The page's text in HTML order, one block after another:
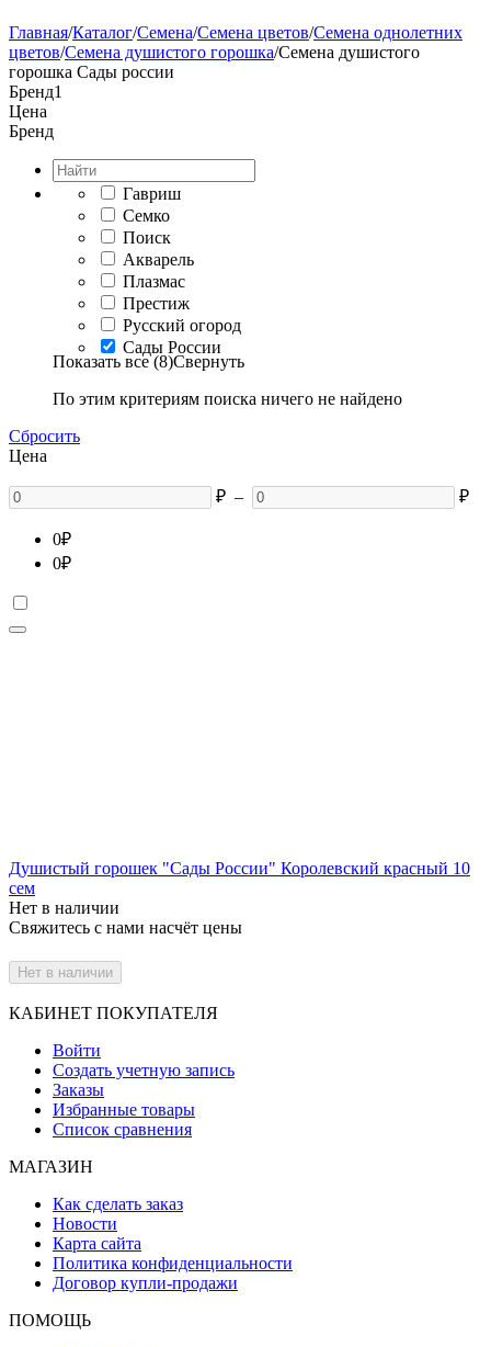
Главная/Каталог/Семена/Семена цветов/Семена однолетних
цветов/Семена душистого горошка/Семена душистого
горошка Сады россии
Бренд1
Цена
Бренд
Гавриш
Семко
Поиск
Акварель
Плазмас
Престиж
Русский огород
Сады России
Показать все (8)Свернуть
По этим критериям поиска ничего не найдено
Сбросить
Цена
₽ – ₽
0₽
0₽
Душистый горошек "Сады России" Королевский красный 10
сем
Нет в наличии
Свяжитесь с нами насчёт цены
Нет в наличии
КАБИНЕТ ПОКУПАТЕЛЯ
Войти
Создать учетную запись
Заказы
Избранные товары
Список сравнения
МАГАЗИН
Как сделать заказ
Новости
Карта сайта
Политика конфиденциальности
Договор купли-продажи
ПОМОЩЬ